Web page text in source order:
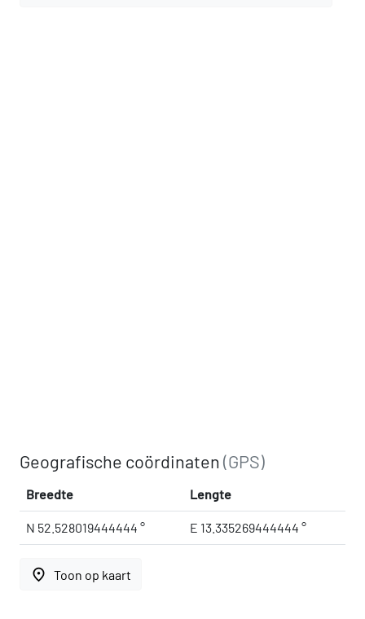
Geografische coördinaten(GPS)
Breedte Lengte
N 52.528019444444 ° E 13.335269444444 °
place Toon op kaart